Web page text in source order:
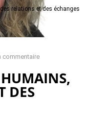
relations et des échanges
commentaire
HUMAINS,
DES